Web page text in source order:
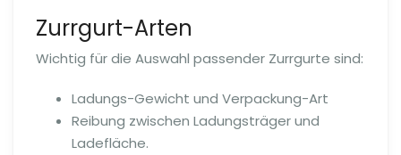
Zurrgurt-Arten
Wichtig für die Auswahl passender Zurrgurte sind:
Ladungs-Gewicht und Verpackung-Art
Reibung zwischen Ladungsträger und
Ladefläche.